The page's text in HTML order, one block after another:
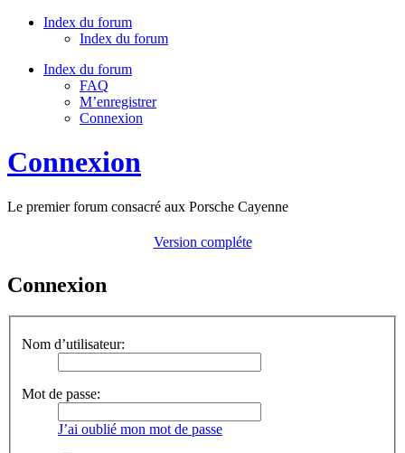
Index du forum
Index du forum
Index du forum
FAQ
M’enregistrer
Connexion
Connexion
Le premier forum consacré aux Porsche Cayenne
Version compléte
Connexion
Nom d’utilisateur:
Mot de passe:
J’ai oublié mon mot de passe